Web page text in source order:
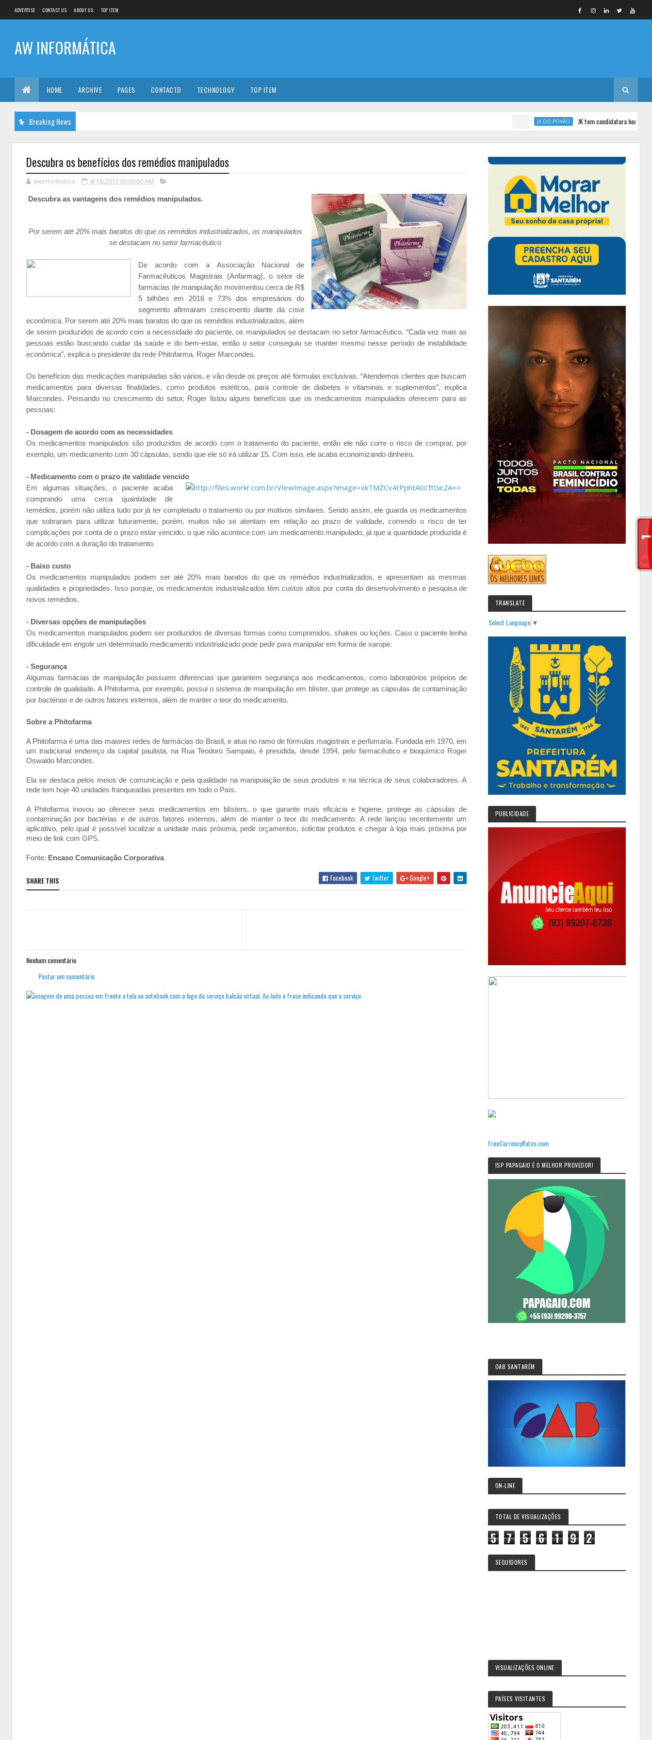
ADVERTISE CONTACT US ABOUT US TOP ITEM
AW INFORMÁTICA
HOME ARCHIVE PAGES CONTACTD TECHNOLOGY TOP ITEM
Breaking News JK DO POVÃO JK tem candidatura homologada pelo
Descubra os benefícios dos remédios manipulados
awinformatica 4/18/2017 09:09:00 AM
Descubra as vantagens dos remédios manipulados.
Por serem até 20% mais baratos do que os remédios industrializados, os manipulados
se destacam no setor farmacêutico
De acordo com a Associação Nacional de
Farmacêuticos Magistrais (Anfarmag), o setor de
farmácias de manipulação movimentou cerca de R$
5 bilhões em 2016 e 73% dos empresários do
segmento afirmaram crescimento diante da crise
econômica. Por serem até 20% mais baratos do que os remédios industrializados, além
de serem produzidos de acordo com a necessidade do paciente, os manipulados se destacam no setor farmacêutico. “Cada vez mais as
pessoas estão buscando cuidar da saúde e do bem-estar, então o setor conseguiu se manter mesmo nesse período de instabilidade
econômica”, explica o presidente da rede Phitofarma, Roger Marcondes.
Os benefícios das medicações manipuladas são vários, e vão desde os preços até fórmulas exclusivas. “Atendemos clientes que buscam
medicamentos para diversas finalidades, como produtos estéticos, para controle de diabetes e vitaminas e suplementos”, explica
Marcondes. Pensando no crescimento do setor, Roger listou alguns benefícios que os medicamentos manipulados oferecem para as
pessoas:
- Dosagem de acordo com as necessidades
Os medicamentos manipulados são produzidos de acordo com o tratamento do paciente, então ele não corre o risco de comprar, por
exemplo, um medicamento com 30 cápsulas, sendo que ele só irá utilizar 15. Com isso, ele acaba economizando dinheiro.
- Medicamento com o prazo de validade vencido
Em algumas situações, o paciente acaba
comprando uma cerca quantidade de
remédios, porém não utiliza tudo por já ter completado o tratamento ou por motivos similares. Sendo assim, ele guarda os medicamentos
que sobraram para utilizar futuramente, porém, muitos não se atentam em relação ao prazo de validade, correndo o risco de ter
complicações por conta de o prazo estar vencido, o que não acontece com um medicamento manipulado, já que a quantidade produzida é
de acordo com a duração do tratamento.
- Baixo custo
Os medicamentos manipulados podem ser até 20% mais baratos do que os remédios industrializados, e apresentam as mesmas
qualidades e propriedades. Isso porque, os medicamentos industrializados têm custos altos por conta do desenvolvimento e pesquisa de
novos remédios.
- Diversas opções de manipulações
Os medicamentos manipulados podem ser produzidos de diversas formas como comprimidos, shakes ou loções. Caso o paciente tenha
dificuldade em engolir um determinado medicamento industrializado pode pedir para manipular em forma de xarope.
- Segurança
Algumas farmácias de manipulação possuem diferencias que garantem segurança aos medicamentos, como laboratórios próprios de
controle de qualidade. A Phitofarma, por exemplo, possui o sistema de manipulação em blíster, que protege as cápsulas de contaminação
por bactérias e de outros fatores externos, além de manter o teor do medicamento.
Sobre a Phitofarma
A Phitofarma é uma das maiores redes de farmácias do Brasil, e atua no ramo de fórmulas magistrais e perfumaria. Fundada em 1970, em
um tradicional endereço da capital paulista, na Rua Teodoro Sampaio, é presidida, desde 1994, pelo farmacêutico e bioquímico Roger
Oswaldo Marcondes.
Ela se destaca pelos meios de comunicação e pela qualidade na manipulação de seus produtos e na técnica de seus colaboradores. A
rede tem hoje 40 unidades franqueadas presentes em todo o País.
A Phitofarma inovou ao oferecer seus medicamentos em blísters, o que garante mais eficácia e higiene, protege as cápsulas de
contaminação por bactérias e de outros fatores externos, além de manter o teor do medicamento. A rede lançou recentemente um
aplicativo, pelo qual é possível localizar a unidade mais próxima, pedir orçamentos, solicitar produtos e chegar à loja mais próxima por
meio de link com GPS.
Fonte: Encaso Comunicação Corporativa
SHARE THIS Facebook Twitter Google+
Nenhum comentário
Postar um comentário
TRANSLATE
Select Language ▼
PUBLICIDADE
FreeCurrencyRates.com
ISP PAPAGAIO É O MELHOR PROVEDOR!
OAB SANTARÉM
ON-LINE
TOTAL DE VISUALIZAÇÕES
5 7 5 6 1 9 2
SEGUIDORES
VISUALIZAÇÕES ONLINE
PAÍSES VISITANTES